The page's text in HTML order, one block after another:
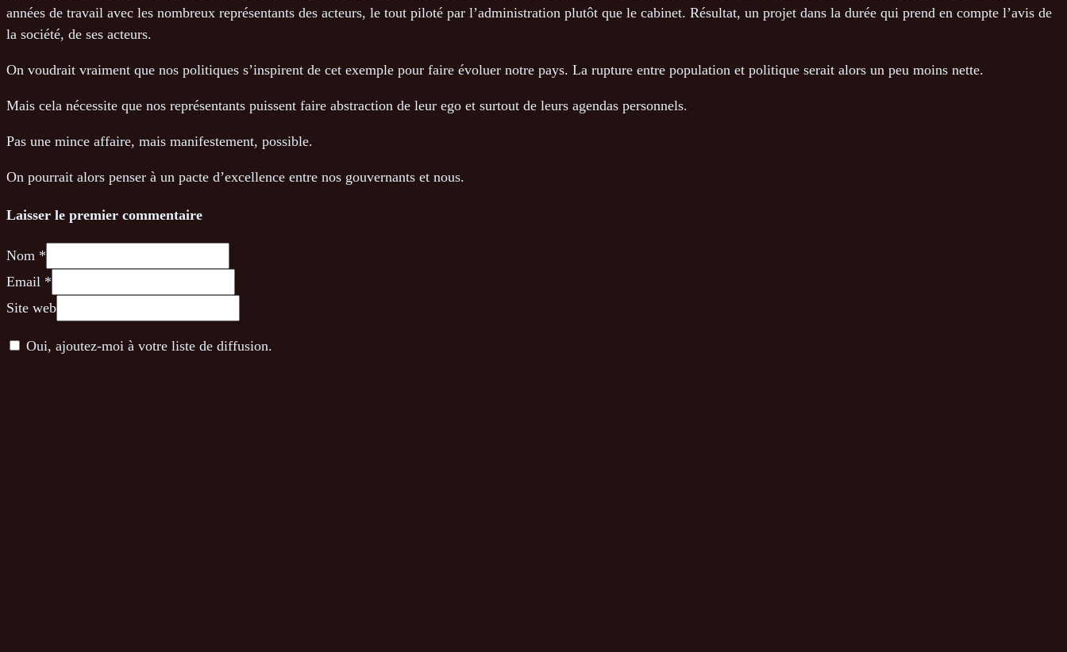
années de travail avec les nombreux représentants des acteurs, le tout piloté par l’administration plutôt que le cabinet. Résultat, un projet dans la durée qui prend en compte l’avis de
la société, de ses acteurs.
On voudrait vraiment que nos politiques s’inspirent de cet exemple pour faire évoluer notre pays. La rupture entre population et politique serait alors un peu moins nette.
Mais cela nécessite que nos représentants puissent faire abstraction de leur ego et surtout de leurs agendas personnels.
Pas une mince affaire, mais manifestement, possible.
On pourrait alors penser à un pacte d’excellence entre nos gouvernants et nous.
Laisser le premier commentaire
Nom *
Email *
Site web
Oui, ajoutez-moi à votre liste de diffusion.